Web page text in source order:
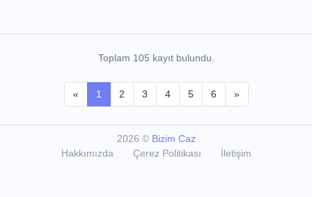
Toplam 105 kayıt bulundu.
« 1 2 3 4 5 6 »
2026 © Bizim Caz
Hakkımızda
Çerez Politikası İletişim